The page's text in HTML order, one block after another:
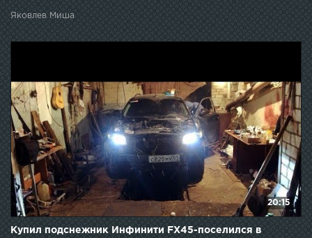
Яковлев Миша
20:15
Купил подснежник Инфинити FX45-поселился в